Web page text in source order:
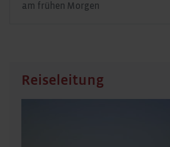
am frühen Morgen
Reiseleitung